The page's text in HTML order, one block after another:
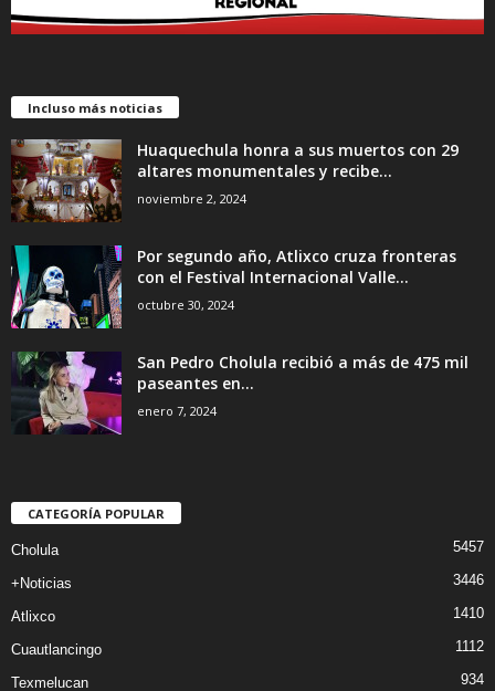
Incluso más noticias
Huaquechula honra a sus muertos con 29
altares monumentales y recibe...
noviembre 2, 2024
Por segundo año, Atlixco cruza fronteras
con el Festival Internacional Valle...
octubre 30, 2024
San Pedro Cholula recibió a más de 475 mil
paseantes en...
enero 7, 2024
CATEGORÍA POPULAR
Cholula 5457
+Noticias 3446
Atlixco 1410
Cuautlancingo 1112
Texmelucan 934